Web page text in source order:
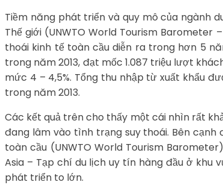
Tiềm năng phát triển và quy mô của ngành
Thế giới (UNWTO World Tourism Barometer
thoái kinh tế toàn cầu diễn ra trong hơn 5
trong năm 2013, đạt mốc 1.087 triệu lượt
mức 4 – 4,5%. Tổng thu nhập từ xuất khẩu
trong năm 2013.
Các kết quả trên cho thấy một cái nhìn rất
đang lâm vào tình trạng suy thoái. Bên cạnh
toàn cầu (UNWTO World Tourism
Asia – Tạp chí du lịch uy tín hàng đầu ở khu
phát triển to lớn.